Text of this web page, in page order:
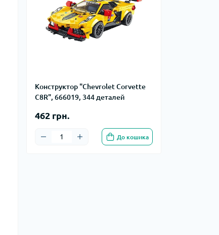
Конструктор "Chevrolet Corvette
C8R", 666019, 344 деталей
462 грн.
До кошика